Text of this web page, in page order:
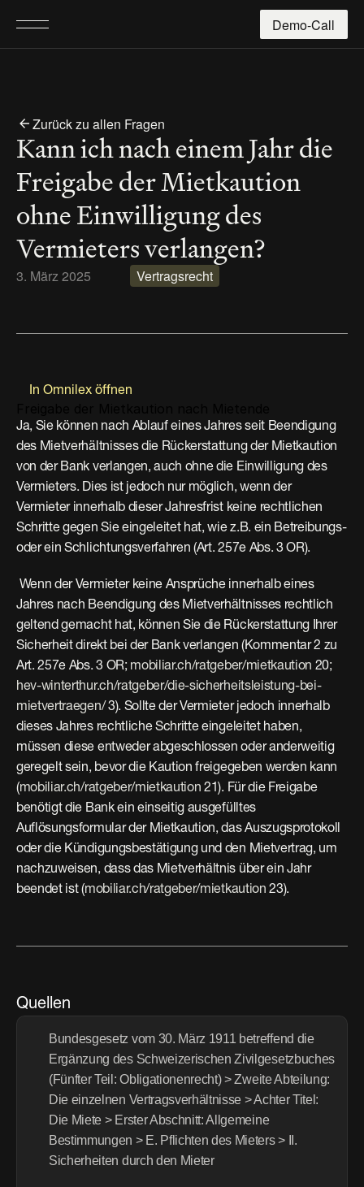
Zurück zu allen Fragen
Kann ich nach einem Jahr die
Freigabe der Mietkaution
ohne Einwilligung des
Vermieters verlangen?
3. März 2025 Vertragsrecht
In Omnilex öffnen
Ja, Sie können nach Ablauf eines Jahres seit Beendigung
des Mietverhältnisses die Rückerstattung der Mietkaution
von der Bank verlangen, auch ohne die Einwilligung des
Vermieters. Dies ist jedoch nur möglich, wenn der
Vermieter innerhalb dieser Jahresfrist keine rechtlichen
Schritte gegen Sie eingeleitet hat, wie z.B. ein Betreibungs-
oder ein Schlichtungsverfahren (Art. 257e Abs. 3 OR).
Jahres nach Beendigung des Mietverhältnisses rechtlich
geltend gemacht hat, können Sie die Rückerstattung Ihrer
Sicherheit direkt bei der Bank verlangen (Kommentar 2 zu
Art. 257e Abs. 3 OR; mobiliar.ch/ratgeber/mietkaution
hev-winterthur.ch/ratgeber/die-sicherheitsleistung-bei-
mietvertraegen/ 3). Sollte der Vermieter jedoch innerhalb
dieses Jahres rechtliche Schritte eingeleitet haben,
müssen diese entweder abgeschlossen oder anderweitig
geregelt sein, bevor die Kaution freigegeben werden kann
(mobiliar.ch/ratgeber/mietkaution 21). Für die Freigabe
benötigt die Bank ein einseitig ausgefülltes
Auflösungsformular der Mietkaution, das Auszugsprotokoll
oder die Kündigungsbestätigung und den Mietvertrag, um
nachzuweisen, dass das Mietverhältnis über ein Jahr
beendet ist (mobiliar.ch/ratgeber/mietkaution 23).
Quellen
Bundesgesetz vom 30. März 1911 betreffend die
Ergänzung des Schweizerischen Zivilgesetzbuches
(Fünfter Teil: Obligationenrecht) > Zweite Abteilung:
Die einzelnen Vertragsverhältnisse > Achter Titel:
Die Miete > Erster Abschnitt: Allgemeine
Bestimmungen > E. Pflichten des Mieters > II.
Sicherheiten durch den Mieter
Demo-Call